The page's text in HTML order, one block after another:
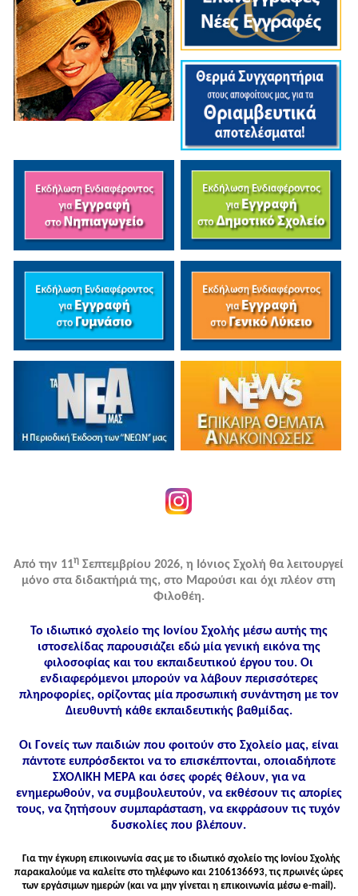
Από την 11η Σεπτεμβρίου 2026, η Ιόνιος Σχολή θα λειτουργεί
μόνο στα διδακτήριά της, στο Μαρούσι και όχι πλέον στη
Φιλοθέη.
Το ιδιωτικό σχολείο της Ιονίου Σχολής μέσω αυτής της
ιστοσελίδας παρουσιάζει εδώ μία γενική εικόνα της
φιλοσοφίας και του εκπαιδευτικού έργου του. Οι
ενδιαφερόμενοι μπορούν να λάβουν περισσότερες
πληροφορίες, ορίζοντας μία προσωπική συνάντηση με τον
Διευθυντή κάθε εκπαιδευτικής βαθμίδας.
Οι Γονείς των παιδιών που φοιτούν στο Σχολείο μας, είναι
πάντοτε ευπρόσδεκτοι να το επισκέπτονται, οποιαδήποτε
ΣΧΟΛΙΚΗ ΜΕΡΑ και όσες φορές θέλουν, για να
ενημερωθούν, να συμβουλευτούν, να εκθέσουν τις απορίες
τους, να ζητήσουν συμπαράσταση, να εκφράσουν τις τυχόν
δυσκολίες που βλέπουν.
Για την έγκυρη επικοινωνία σας με το ιδιωτικό σχολείο της Ιονίου Σχολής
παρακαλούμε να καλείτε στo τηλέφωνo και 2106136693, τις πρωινές ώρες
των εργάσιμων ημερών (και να μην γίνεται η επικοινωνία μέσω e-mail).